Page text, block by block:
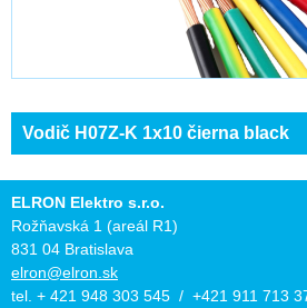
Vodič H07Z-K 1x10 čierna black
ELRON Elektro s.r.o.
Rožňavská 1 (areál R1)
831 04 Bratislava
elron@elron.sk
tel. + 421 948 303 545 / +421 911 713